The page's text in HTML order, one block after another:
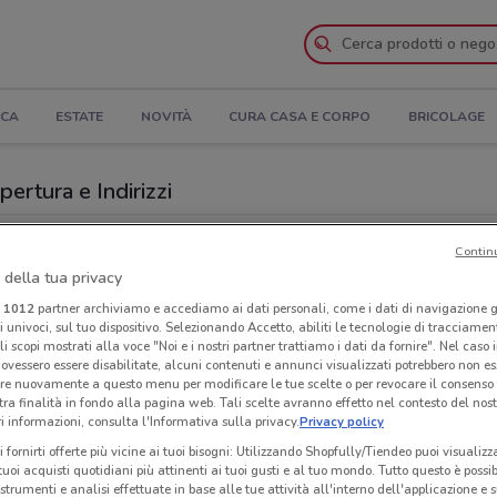
ESTATE NOVITÀ CURA CASA E CORPO BRICOLAGE
e Indirizzi
della tua privacy
1012partner archiviamo e accediamo ai dati personali, come i dati di navigazione
sul tuo dispositivo. Selezionando Accetto, abiliti le tecnologie di
scopi mostrati alla voce "Noi e i nostri partner trattiamo i dati da fornire". Nel caso
essere disabilitate, alcuni contenuti e annunci visualizzati potrebbero non
nuovamente a questo menu per modificare le tue scelte o per revocare il
finalità in fondo alla pagina web. Tali scelte avranno effetto nel contesto del
informazioni, consulta l'Informativa sulla privacy.Privacy policy
fornirti offerte più vicine ai tuoi bisogni: Utilizzando Shopfully/Tiendeo puoi
acquisti quotidiani più attinenti ai tuoi gusti e al tuo mondo. Tutto questo è
e analisi effettuate in base alle tue attività all'interno dell'applicazione e